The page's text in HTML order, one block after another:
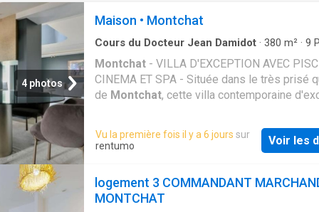
4 photos
Maison • Montchat
Cours du Docteur Jean Damidot · 380 m² · 9
Montchat - VILLA D'EXCEPTION AVEC
CINEMA ET SPA - Située dans le très prisé
de Montchat, cette villa contemporaine
elle se développe environ sur 380 m²
cœur d'un magnifique terrain paysager de
Pensée dans un esprit résolument haut de
volumes spectaculaires, sa luminosité et la
remarquable de ses prestations. Dès l'entrée,
Vu la première fois il y a 6 jours sur
rentumo
Voir les
logement 3 COMMANDANT
MONTCHAT